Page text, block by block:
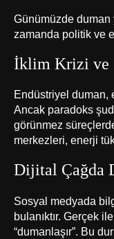
Günümüzde duman
zamanda politik ve
İklim Krizi ve
Endüstriyel duman,
Ancak paradoks
görünmez
merkezleri, enerji
Dijital Çağda
Sosyal medyada
bulanıktır. Gerçek
“dumanlaşır”. Bu